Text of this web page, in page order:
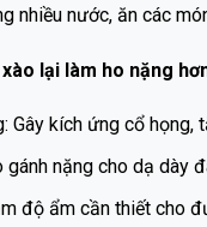
nhiều nước, ăn các
lại làm ho nặng
Gây kích ứng cổ họng,
gánh nặng cho dạ dày
độ ẩm cần thiết cho